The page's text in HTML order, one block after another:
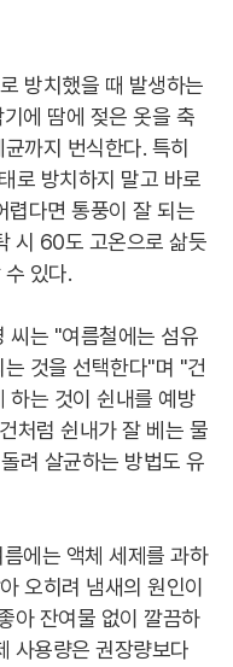
방치했을 때 발생하는
에 땀에 젖은 옷을 축
까지 번식한다. 특히
로 방치하지 말고 바로
렵다면 통풍이 잘 되는
시 60도 고온으로 삶듯
있다.
씨는 "여름철에는 섬유
것을 선택한다"며 "건
하는 것이 쉰내를 예방
처럼 쉰내가 잘 베는 물
려 살균하는 방법도 유
에는 액체 세제를 과하
오히려 냄새의 원인이
아 잔여물 없이 깔끔하
사용량은 권장량보다